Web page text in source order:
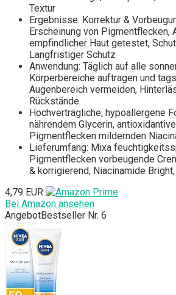
Textur
Ergebnisse: Korrektur &
Erscheinung von Pigmentflecken,
empfindlicher Haut getestet,
Langfristiger Schutz
Anwendung: Täglich auf alle
Körperbereiche auftragen und
Augenbereich vermeiden,
Rückstände
Hochverträgliche, hypoallergene
nährendem Glycerin,
Pigmentflecken mildernden
Lieferumfang: Mixa
Pigmentflecken vorbeugende
& korrigierend, Niacinamide
4,79 EUR
Bei Amazon ansehen
AngebotBestseller Nr. 6